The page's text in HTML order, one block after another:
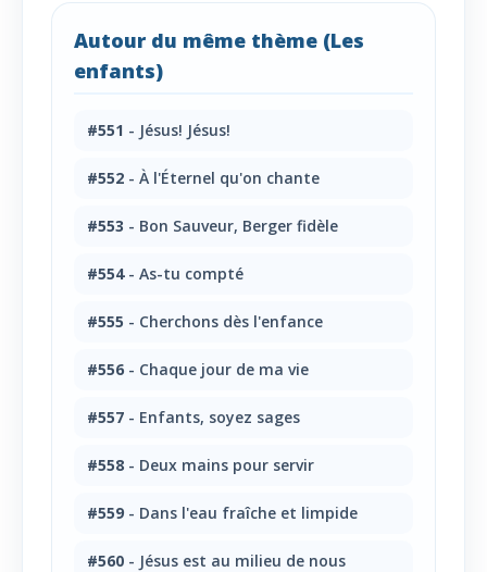
Autour du même thème (Les
enfants)
#551 - Jésus! Jésus!
#552 - À l'Éternel qu'on chante
#553 - Bon Sauveur, Berger fidèle
#554- As-tu compté
#555 - Cherchons dès l'enfance
#556 - Chaque jour de ma vie
#557 - Enfants, soyez sages
#558 - Deux mains pour servir
#559 - Dans l'eau fraîche et limpide
#560 - Jésus est au milieu de nous